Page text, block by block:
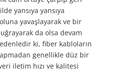
yansıya yansıya
yavaşlayarak ve bir
da olsa devam
ki, fiber kabloların
genellikle düz bir
iletim hızı ve kalitesi